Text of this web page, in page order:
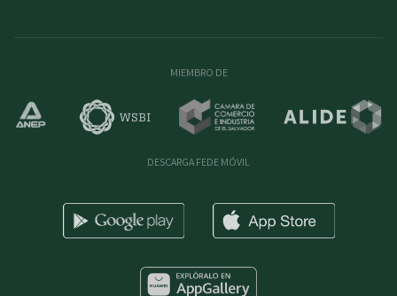
MIEMBRO DE
DESCARGA FEDE MÓVIL